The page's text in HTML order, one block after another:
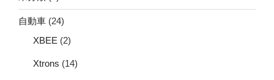
自動車 (24)
XBEE (2)
Xtrons (14)